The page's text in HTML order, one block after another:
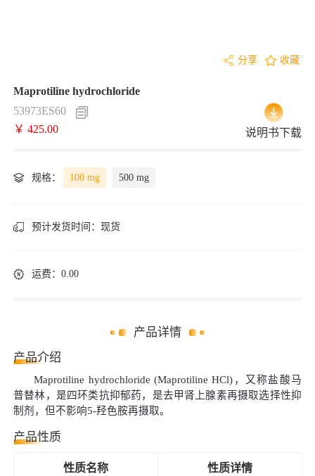
分享 收藏
Maprotiline hydrochloride
53973ES60
￥ 425.00
说明书下载
规格： 100 mg 500 mg
预计发货时间： 现货
运费：0.00
产品详情
产品介绍
Maprotiline hydrochloride (Maprotiline HCl)，又称盐酸马
普替林，是四环类抗抑郁药，是去甲肾上腺素再摄取选择性抑
制剂，但不影响5-羟色胺再摄取。
产品性质
性质名称 性质详情